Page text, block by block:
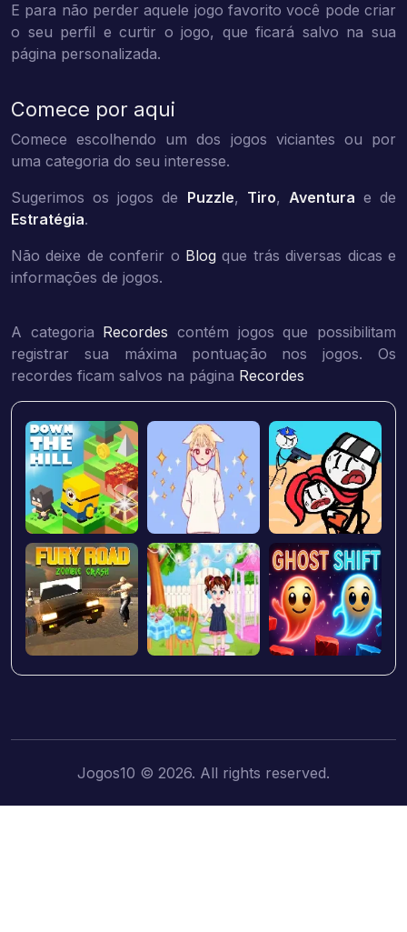
E para não perder aquele jogo favorito você pode criar
o seu perfil e curtir o jogo, que ficará salvo na sua
página personalizada.
Comece por aqui
Comece escolhendo um dos jogos viciantes ou por
uma categoria do seu interesse.
Sugerimos os jogos de Puzzle, Tiro, Aventura e de
Estratégia.
Não deixe de conferir o Blog que trás diversas dicas e
informações de jogos.
A categoria Recordes contém jogos que possibilitam
registrar sua máxima pontuação nos jogos. Os
recordes ficam salvos na página Recordes
Jogos10 © 2026. All rights reserved.